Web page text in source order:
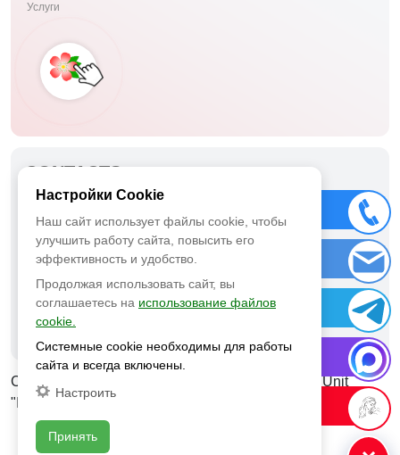
Услуги
CONTACTS
ООО «Меланома Юнит»
15/1 Tatishcheva, Moscow
+7 (495) 172-21-14
Copyrights ©2026: Copyrights ©2022 Melanoma Unit
"Israeli Medical Research Center"
Telegram
MAX
Настройки Cookie
Наш сайт использует файлы cookie, чтобы
улучшить работу сайта, повысить его
эффективность и удобство.
Продолжая использовать сайт, вы
соглашаетесь на использование файлов
cookie.
Системные cookie необходимы для работы
сайта и всегда включены.
Настроить
Принять